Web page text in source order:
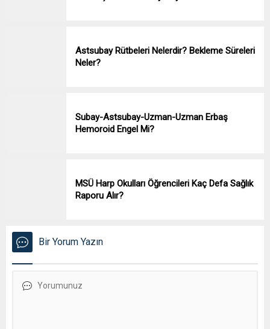
Astsubay Rütbeleri Nelerdir? Bekleme Süreleri
Neler?
Subay-Astsubay-Uzman-Uzman Erbaş
Hemoroid Engel Mi?
MSÜ Harp Okulları Öğrencileri Kaç Defa Sağlık
Raporu Alır?
Bir Yorum Yazın